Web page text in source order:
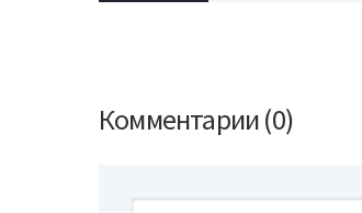
Комментарии (0)